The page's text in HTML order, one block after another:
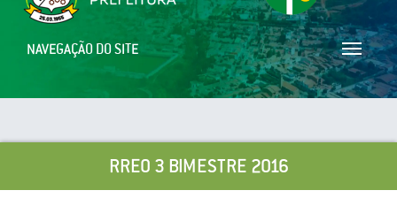
Toggle
NAVEGAÇÃO DO SITE
RREO 3 BIMESTRE 2016